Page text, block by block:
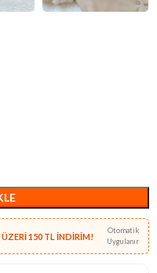
150 TL İNDİRİM!
Otomatik
Uygulanır